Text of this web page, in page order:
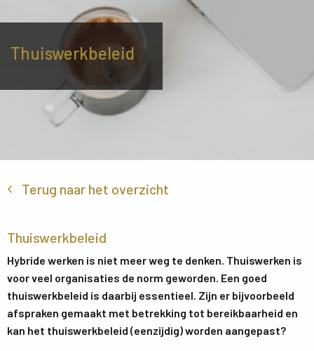
Thuiswerkbeleid
Terug naar het overzicht
Thuiswerkbeleid
Hybride werken is niet meer weg te denken. Thuiswerken is
voor veel organisaties de norm geworden. Een goed
thuiswerkbeleid is daarbij essentieel. Zijn er bijvoorbeeld
afspraken gemaakt met betrekking tot bereikbaarheid en
kan het thuiswerkbeleid (eenzijdig) worden aangepast?